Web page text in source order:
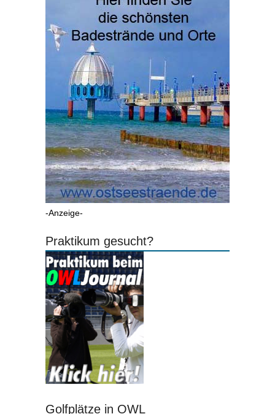
-Anzeige-
Praktikum gesucht?
Golfplätze in OWL